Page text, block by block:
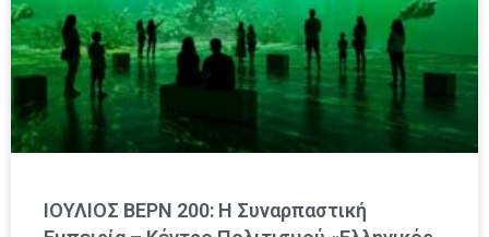
ΙΟΥΛΙΟΣ ΒΕΡΝ 200: Η Συναρπαστική